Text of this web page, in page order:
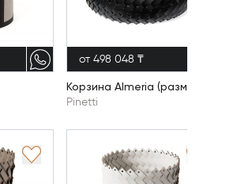
от 498 048 ₸
Корзина Almeria (размер L)
Pinetti